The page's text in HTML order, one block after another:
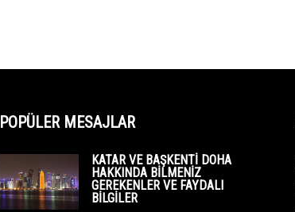
POPÜLER MESAJLAR
KATAR VE BAŞKENTI DOHA
HAKKINDA BILMENIZ
GEREKENLER VE FAYDALI
BILGILER